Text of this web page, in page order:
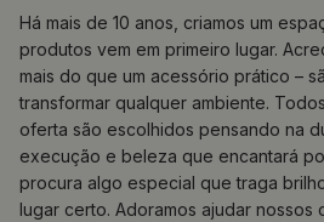
Há mais de 10 anos, criamos um
produtos vem em primeiro lugar.
mais do que um acessório prático –
transformar qualquer ambiente.
oferta são escolhidos pensando na
execução e beleza que encantará
procura algo especial que traga
lugar certo. Adoramos ajudar nossos